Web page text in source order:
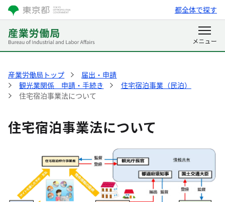
都全体で探す
産業労働局トップ
届出・申請
観光業関係 申請・手続き
住宅宿泊事業（民泊）
住宅宿泊事業法について
住宅宿泊事業法について